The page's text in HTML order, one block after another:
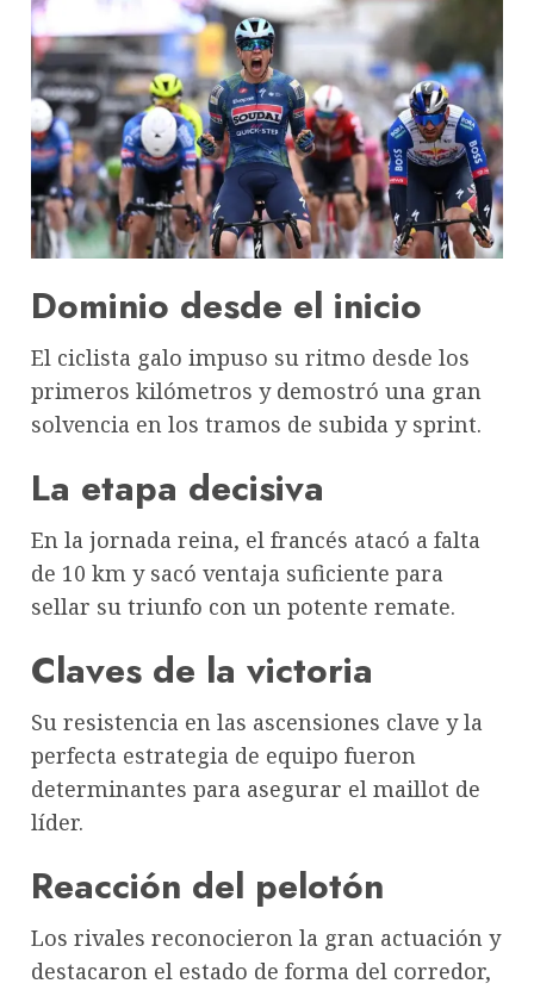
Dominio desde el inicio
El ciclista galo impuso su ritmo desde los
primeros kilómetros y demostró una gran
solvencia en los tramos de subida y sprint.
La etapa decisiva
En la jornada reina, el francés atacó a falta
de 10 km y sacó ventaja suficiente para
sellar su triunfo con un potente remate.
Claves de la victoria
Su resistencia en las ascensiones clave y la
perfecta estrategia de equipo fueron
determinantes para asegurar el maillot de
líder.
Reacción del pelotón
Los rivales reconocieron la gran actuación y
destacaron el estado de forma del corredor,